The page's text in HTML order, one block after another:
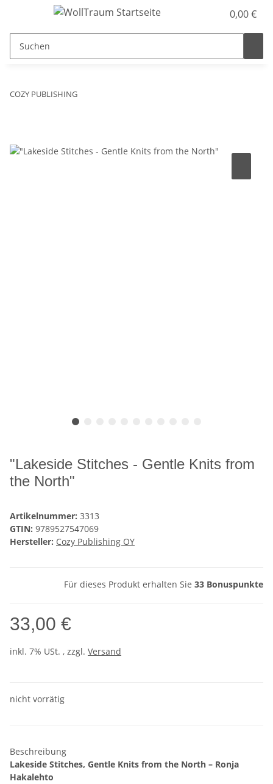
0,00 €
COZY PUBLISHING
"Lakeside Stitches - Gentle Knits from
the North"
Artikelnummer: 3313
GTIN: 9789527547069
Hersteller: Cozy Publishing OY
Für dieses Produkt erhalten Sie 33 Bonuspunkte
33,00 €
inkl. 7% USt. , zzgl. Versand
nicht vorrätig
Beschreibung
Lakeside Stitches, Gentle Knits from the North – Ronja
Hakalehto